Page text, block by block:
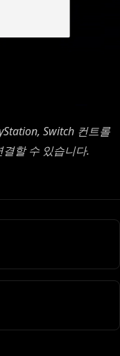
Switch 컨트롤
할 수 있습니다.